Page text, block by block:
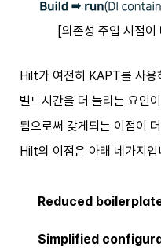
[의존성 주입 시점
Hilt가 여전히 KAPT를 사
빌드시간을 더 늘리는 요인
됨으로써 갖게되는 이점이
Hilt의 이점은 아래 네가지입
Reduced
Simplified